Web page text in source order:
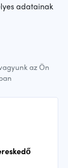
adatainak
az Ön